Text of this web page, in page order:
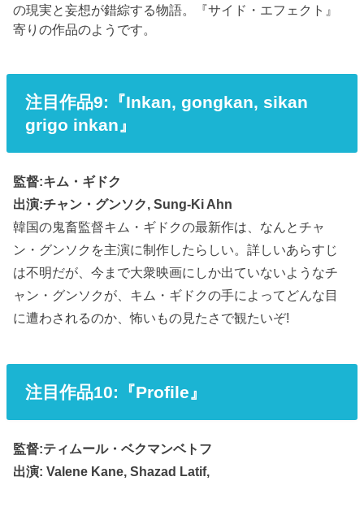
の現実と妄想が錯綜する物語。『サイド・エフェクト』
寄りの作品のようです。
注目作品9:『Inkan, gongkan, sikan
grigo inkan』
監督:キム・ギドク
出演:チャン・グンソク, Sung-Ki Ahn
韓国の鬼畜監督キム・ギドクの最新作は、なんとチャ
ン・グンソクを主演に制作したらしい。詳しいあらすじ
は不明だが、今まで大衆映画にしか出ていないようなチ
ャン・グンソクが、キム・ギドクの手によってどんな目
に遭わされるのか、怖いもの見たさで観たいぞ!
注目作品10:『Profile』
監督:ティムール・ベクマンベトフ
出演: Valene Kane, Shazad Latif,